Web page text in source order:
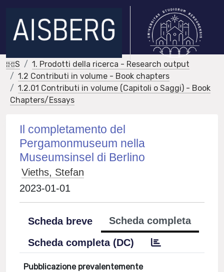
IRIS
1. Prodotti della ricerca - Research output
1.2 Contributi in volume - Book chapters
1.2.01 Contributi in volume (Capitoli o Saggi) - Book
Chapters/Essays
Il completamento del
Pergamonmuseum nella
Museumsinsel di Berlino
Vieths, Stefan
2023-01-01
Scheda breve
Scheda completa
Scheda completa (DC)
Pubblicazione prevalentemente